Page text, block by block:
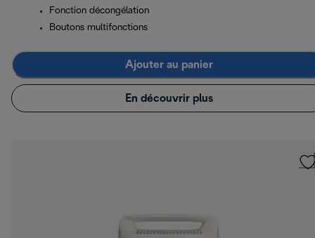
Fonction décongélation
Boutons multifonctions
Ajouter au panier
En découvrir plus